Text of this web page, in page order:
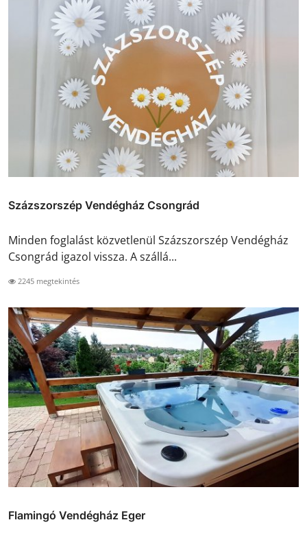
Százszorszép Vendégház Csongrád
Minden foglalást közvetlenül Százszorszép Vendégház
Csongrád igazol vissza. A szállá...
2245 megtekintés
Flamingó Vendégház Eger